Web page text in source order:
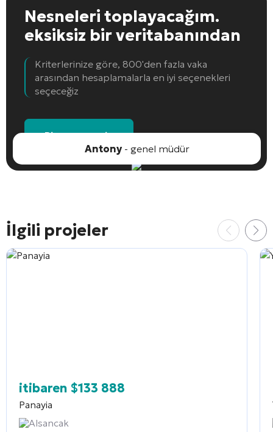
Nesneleri toplayacağım.
eksiksiz bir veritabanından
Kriterlerinize göre, 800'den fazla vaka
arasından hesaplamalarla en iyi seçenekleri
seçeceğiz
Bir nesne seçin
Antony- genel müdür
İlgili projeler
itibaren $133 888
Panayia
Alsancak